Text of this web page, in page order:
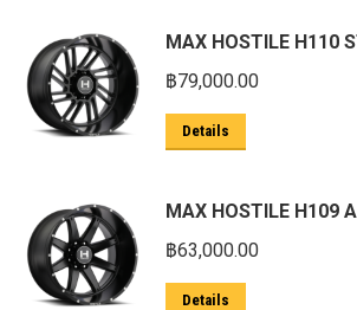
MAX HOSTILE H110
฿79,000.00
Details
MAX HOSTILE H109
฿63,000.00
Details